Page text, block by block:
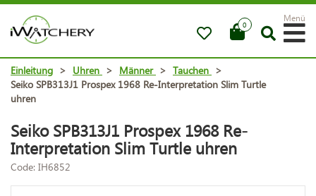
0
Menü
Einleitung > Uhren > Männer > Tauchen >
Seiko SPB313J1 Prospex 1968 Re-Interpretation Slim Turtle
uhren
Seiko SPB313J1 Prospex 1968 Re-
Interpretation Slim Turtle uhren
Code: IH6852